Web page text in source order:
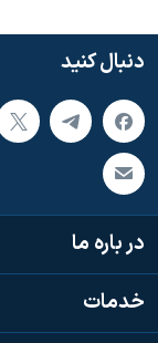
دنبال کنید
در باره ما
خدمات